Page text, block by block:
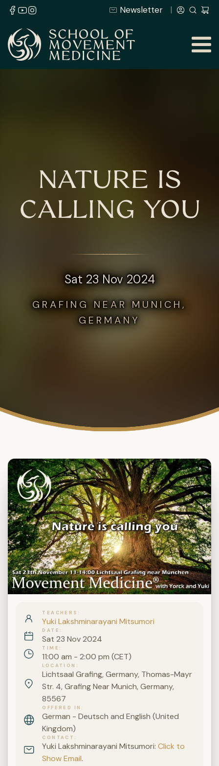
Newsletter
NATURE IS
CALLING YOU
Sat 23 Nov 2024
GRAFING NEAR MUNICH,
GERMANY
TEACHERS
Yuki Lakshminarayani Mitsumori
DATE
Sat 23 Nov 2024
TIME
11:00 am - 2:00 pm (CET)
LOCATION
Lichtsaal Grafing, Germany, Thomas-Mayr
Str. 4, Grafing Near Munich, Germany,
85567
OFFERED IN
German - Deutsch and English (United
Kingdom)
CONTACT
Yuki Lakshminarayani Mitsumori:Click to
Show Email.